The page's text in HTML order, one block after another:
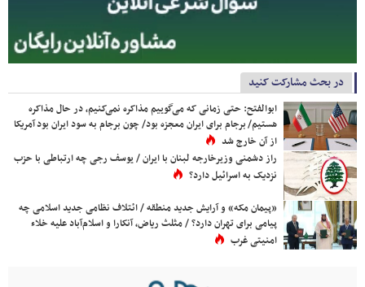
در بحث مشارکت کنید
ابوالفتح: حتی زمانی که می‌گوییم مذاکره نمی‌کنیم، در حال مذاکره
هستیم/ برجام برای ایران معجزه بود/ چون برجام به سود ایران بود آمریکا
از آن خارج شد
راز دشمنی وزیرخارجه لبنان با ایران / یوسف رجی چه ارتباطی با حزب
نزدیک به اسرائیل دارد؟
«پیمان مکه» و آرایش جدید منطقه / ائتلاف نظامی جدید اسلامی چه
پیامی برای تهران دارد؟ / مثلث ریاض، آنکارا و اسلام‌آباد علیه خلاء
امنیتی غرب